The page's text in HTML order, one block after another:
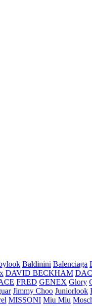
Baldinini Balenciaga
DAVID BECKHAM
FRED GENEX Glory
Jimmy Choo Juniorlook
MISSONI Miu Miu